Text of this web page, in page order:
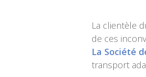
La clientèle
de ces
La Société
transport